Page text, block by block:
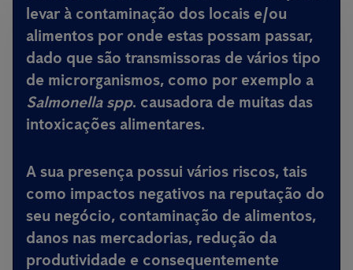
levar à contaminação dos locais e/ou
alimentos por onde estas possam passar,
dado que são transmissoras de vários tipo
de microrganismos, como por exemplo a
Salmonella spp. causadora de muitas das
intoxicações alimentares.
A sua presença possui vários riscos, tais
como impactos negativos na reputação do
seu negócio, contaminação de alimentos,
danos nas mercadorias, redução da
produtividade e consequentemente